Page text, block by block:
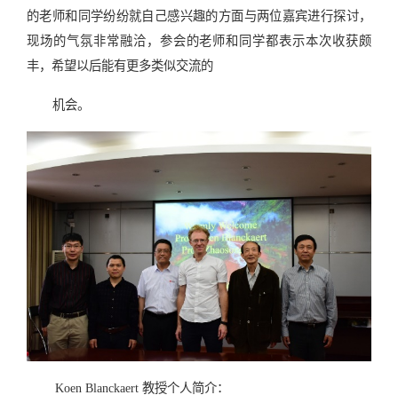
的老师和同学纷纷就自己感兴趣的方面与两位嘉宾进行探讨，
现场的气氛非常融洽，参会的老师和同学都表示本次收获颇
丰，希望以后能有更多类似交流的
机会。
Koen Blanckaert 教授个人简介：